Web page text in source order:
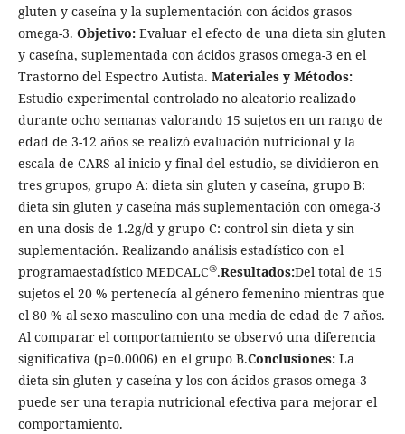
gluten y caseína y la suplementación con ácidos grasos
omega-3. Objetivo: Evaluar el efecto de una dieta sin gluten
y caseína, suplementada con ácidos grasos omega-3 en el
Trastorno del Espectro Autista. Materiales y Métodos:
Estudio experimental controlado no aleatorio realizado
durante ocho semanas valorando 15 sujetos en un rango de
edad de 3-12 años se realizó evaluación nutricional y la
escala de CARS al inicio y final del estudio, se dividieron en
tres grupos, grupo A: dieta sin gluten y caseína, grupo B:
dieta sin gluten y caseína más suplementación con omega-3
en una dosis de 1.2g/d y grupo C: control sin dieta y sin
suplementación. Realizando análisis estadístico con el
programaestadístico MEDCALC®.Resultados:Del total de 15
sujetos el 20 % pertenecía al género femenino mientras que
el 80 % al sexo masculino con una media de edad de 7 años.
Al comparar el comportamiento se observó una diferencia
significativa (p=0.0006) en el grupo B.Conclusiones: La
dieta sin gluten y caseína y los con ácidos grasos omega-3
puede ser una terapia nutricional efectiva para mejorar el
comportamiento.